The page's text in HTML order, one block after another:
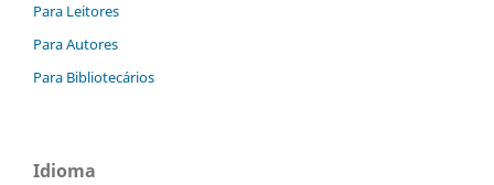
Para Leitores
Para Autores
Para Bibliotecários
Idioma